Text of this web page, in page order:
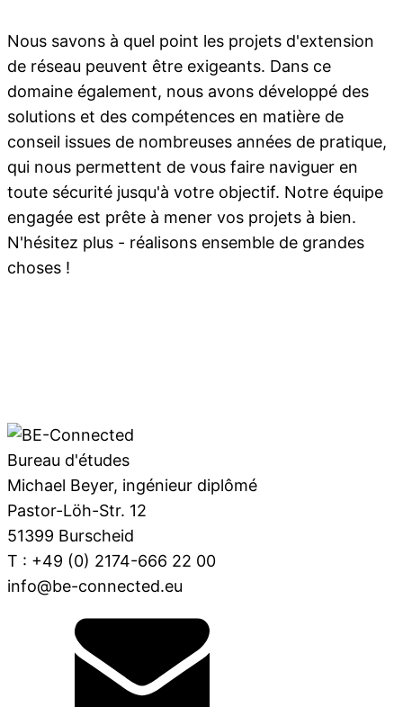
Nous savons à quel point les projets d'extension
de réseau peuvent être exigeants. Dans ce
domaine également, nous avons développé des
solutions et des compétences en matière de
conseil issues de nombreuses années de pratique,
qui nous permettent de vous faire naviguer en
toute sécurité jusqu'à votre objectif. Notre équipe
engagée est prête à mener vos projets à bien.
N'hésitez plus - réalisons ensemble de grandes
choses !
Bureau d'études
Michael Beyer, ingénieur diplômé
Pastor-Löh-Str. 12
51399 Burscheid
T : +49 (0) 2174-666 22 00
info@be-connected.eu